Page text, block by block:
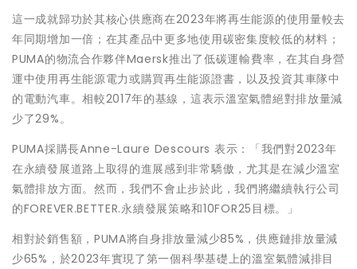
這一成就歸功於其核心供應商在2023年將再生能源的使用量較去
年同期增加一倍；在其產品中更多地使用碳密集度較低的材料；
PUMA的物流合作夥伴Maersk推出了低碳運輸費率，在其自身營
運中使用再生能源電力或購買再生能源證書，以及投資其車隊中
的電動汽車。相較2017年的基線，這表示溫室氣體絕對排放量減
少了29%。
PUMA採購長Anne-Laure Descours 表示：「我們對2023年
在永續發展道路上取得的進展感到非常驕傲，尤其是在減少溫室
氣體排放方面。然而，我們不會止步於此，我們將繼續執行公司
的FOREVER.BETTER.永續發展策略和10FOR25目標。」
相對於銷售額，PUMA將自身排放量減少85%，供應鏈排放量減
少65%，於2023年實現了第一個科學基礎上的溫室氣體減排目